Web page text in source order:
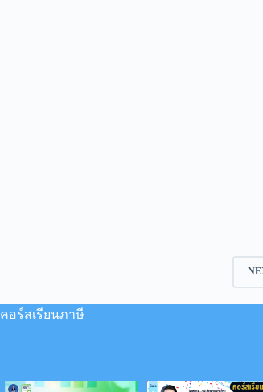
คอร์สเรียนภาษี